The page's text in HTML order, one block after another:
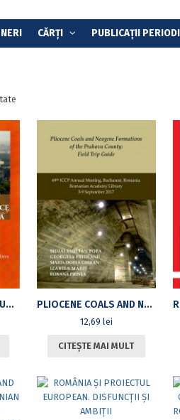
CĂRȚI PUBLICAȚII
Sortat
RELAȚIILE ROMÂNO-RUSE/SOVIETICE DIN SECOLUL AL XIX-LEA PÂNĂ ÎN PREZENT PLIOCENE COALS AND NEOGENE FORMATIONS OF THE PRAHOVA COUNTY: FIELD TRIP GUIDE – 69TH ICCP ANNUAL MEETING, BUCHAREST, ROMANIA – ROMANIAN ACADEMY LIBRARY, 3-9 SEPTEMBER 2017
12,69 lei
CITEȘTE MAI MULT